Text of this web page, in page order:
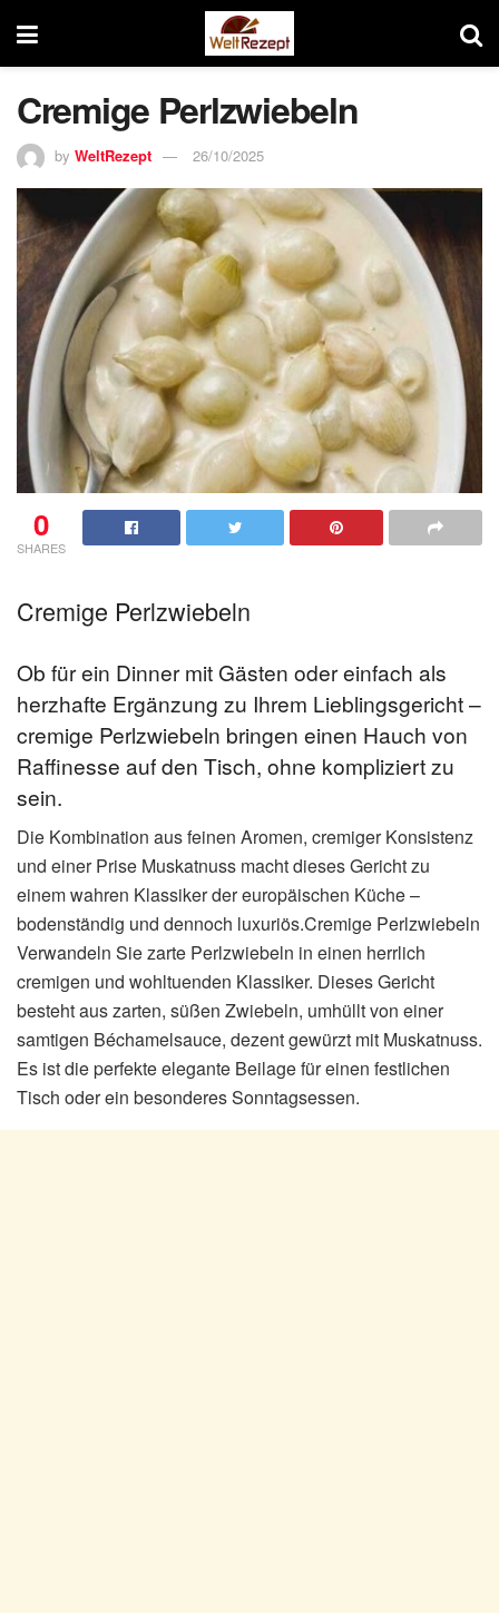
Cremige Perlzwiebeln
by WeltRezept 26/10/2025
0
SHARES
Cremige Perlzwiebeln
Ob für ein Dinner mit Gästen oder einfach als
herzhafte Ergänzung zu Ihrem Lieblingsgericht –
cremige Perlzwiebeln bringen einen Hauch von
Raffinesse auf den Tisch, ohne kompliziert zu
sein.
Die Kombination aus feinen Aromen, cremiger Konsistenz
und einer Prise Muskatnuss macht dieses Gericht zu
einem wahren Klassiker der europäischen Küche –
bodenständig und dennoch luxuriös.Cremige Perlzwiebeln
Verwandeln Sie zarte Perlzwiebeln in einen herrlich
cremigen und wohltuenden Klassiker. Dieses Gericht
besteht aus zarten, süßen Zwiebeln, umhüllt von einer
samtigen Béchamelsauce, dezent gewürzt mit Muskatnuss.
Es ist die perfekte elegante Beilage für einen festlichen
Tisch oder ein besonderes Sonntagsessen.